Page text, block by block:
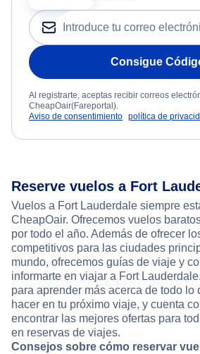
Consigue
Al registrarte, aceptas recibir correos
CheapOair(Fareportal).
Aviso de consentimiento política de
Reserve vuelos a Fort
Vuelos a Fort Lauderdale siempre
CheapOair. Ofrecemos vuelos
por todo el año. Además de ofrecer
competitivos para las ciudades
mundo, ofrecemos guías de viaje y
informarte en viajar a Fort
para aprender más acerca de todo lo
hacer en tu próximo viaje, y cuenta
encontrar las mejores ofertas para
en reservas de viajes.
Consejos sobre cómo reservar